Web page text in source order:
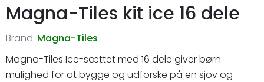
Magna-Tiles kit ice 16 dele
Brand: Magna-Tiles
Magna-Tiles Ice-sættet med 16 dele giver børn
mulighed for at bygge og udforske på en sjov og